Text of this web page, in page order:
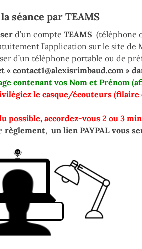
séance par TEAMS
d’un compte TEAMS (téléphone
l’application sur le site de
d’un téléphone portable ou de
« contact1@alexisrimbaud.com »
contenant vos Nom et Prénom
le casque/écouteurs
possible,accordez-vous 2 ou 3
règlement, un lien PAYPAL vous